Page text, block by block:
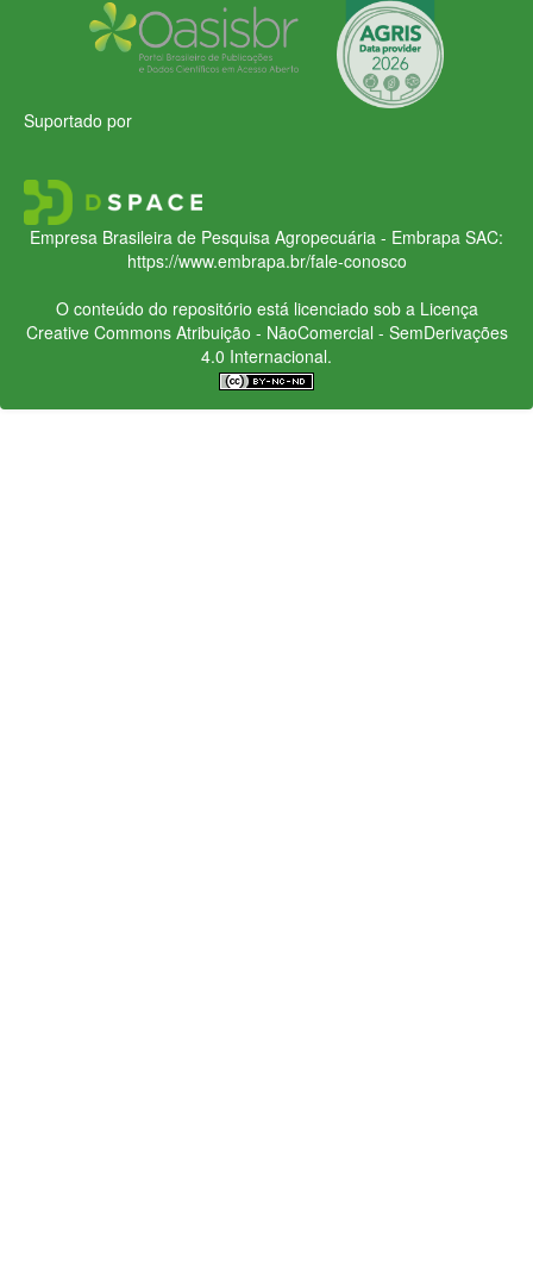
Suportado por
Empresa Brasileira de Pesquisa Agropecuária - Embrapa SAC:
https://www.embrapa.br/fale-conosco
O conteúdo do repositório está licenciado sob a Licença
Creative CommonsAtribuição - NãoComercial - SemDerivações
4.0 Internacional.